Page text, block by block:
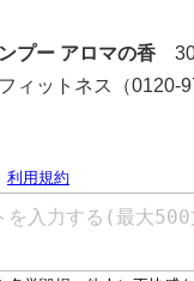
プー アロマの香
ィットネス（0120-